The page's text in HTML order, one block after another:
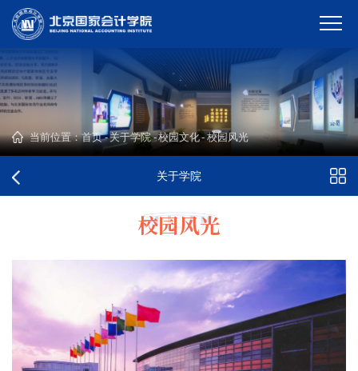
当前位置：首页-关于学院-校园文化-校园风光
关于学院
校园风光